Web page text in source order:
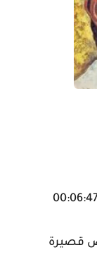
00:06:47
قصيرة